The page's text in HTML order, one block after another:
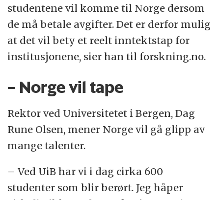
studentene vil komme til Norge dersom
de må betale avgifter. Det er derfor mulig
at det vil bety et reelt inntektstap for
institusjonene, sier han til forskning.no.
– Norge vil tape
Rektor ved Universitetet i Bergen, Dag
Rune Olsen, mener Norge vil gå glipp av
mange talenter.
– Ved UiB har vi i dag cirka 600
studenter som blir berørt. Jeg håper